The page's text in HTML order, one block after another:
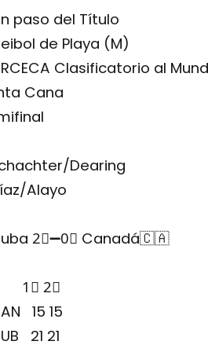
paso del Título
de Playa (M)
Clasificatorio al
Cana
Dearing
Alayo
2⃣➖0⃣ Canadá🇨🇦
2⃣
15 15
21 21